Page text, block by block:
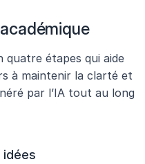
étapes qui aide
à maintenir la clarté et
par l’IA tout au long
idées